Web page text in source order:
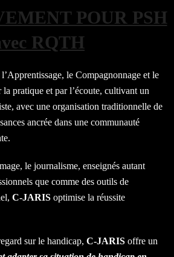
POUR PSH
RQTH
le Compagnonnage et le
pratique et par l’écoute, cultivant un
avec une organisation traditionnelle de
ancrée dans une communauté
le journalisme, enseignés autant
que comme des outils de
C-JARIS optimise la réussite
sur le handicap,C-JARIS offre un